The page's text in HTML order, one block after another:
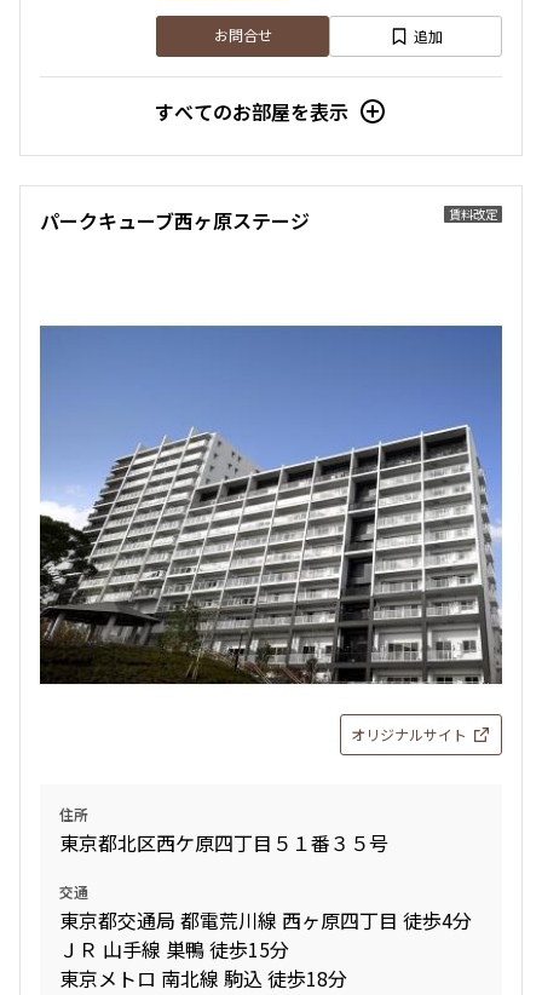
お問合せ 追加
すべてのお部屋を表示
賃料改定
パークキューブ西ヶ原ステージ
オリジナルサイト
住所
東京都北区西ケ原四丁目５１番３５号
交通
東京都交通局 都電荒川線 西ヶ原四丁目 徒歩4分
ＪＲ 山手線 巣鴨 徒歩15分
東京メトロ 南北線 駒込 徒歩18分